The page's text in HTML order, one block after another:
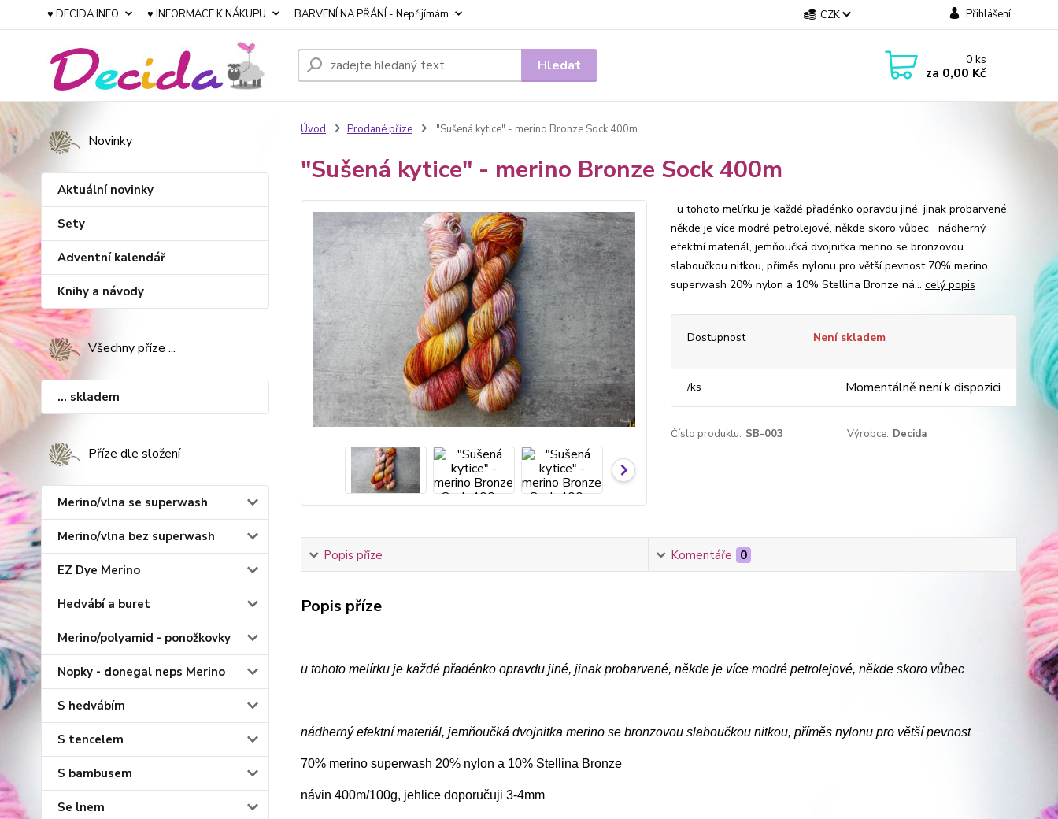
♥ DECIDA INFO ♥ INFORMACE K NÁKUPU BARVENÍ NA PŘÁNÍ - Nepřijímám CZK Přihlášení
Hledat 0ks
za 0,00 Kč
Novinky
Aktuální novinky
Sety
Adventní kalendář
Knihy a návody
Všechny příze ...
... skladem
Příze dle složení
Merino/vlna se superwash
Merino/vlna bez superwash
EZ Dye Merino
Hedvábí a buret
Merino/polyamid - ponožkovky
Nopky - donegal neps Merino
S hedvábím
S tencelem
S bambusem
Se lnem
Úvod Prodané příze "Sušená kytice" - merino Bronze Sock 400m
"Sušená kytice" - merino Bronze Sock 400m
u tohoto melírku je každé přadénko opravdu jiné, jinak probarvené,
někde je více modré petrolejové, někde skoro vůbec nádherný
efektní materiál, jemňoučká dvojnitka merino se bronzovou
slaboučkou nitkou, příměs nylonu pro větší pevnost 70% merino
superwash 20% nylon a 10% Stellina Bronze ná... celý popis
Dostupnost Není skladem
/ks Momentálně není k dispozici
Číslo produktu: SB-003 Výrobce: Decida
Popis příze Komentáře 0
Popis příze
u tohoto melírku je každé přadénko opravdu jiné, jinak probarvené, někde je více modré petrolejové, někde skoro vůbec
nádherný efektní materiál, jemňoučká dvojnitka merino se bronzovou slaboučkou nitkou, příměs nylonu pro větší pevnost
70% merino superwash 20% nylon a 10% Stellina Bronze
návin 400m/100g, jehlice doporučuji 3-4mm